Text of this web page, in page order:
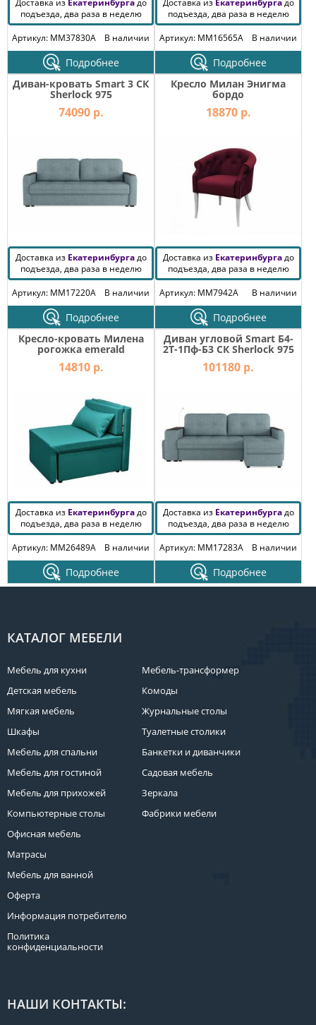
Доставка из Екатеринбургадо
подъезда, два раза в неделю
Артикул: MM37830A
В наличии
Подробнее
Доставка из Екатеринбургадо
подъезда, два раза в неделю
Артикул: MM16565A
В наличии
Подробнее
Диван-кровать Smart 3 СК
Sherlock 975
74090 р.
Доставка из Екатеринбургадо
подъезда, два раза в неделю
Артикул: MM17220A
В наличии
Подробнее
Кресло Милан Энигма
бордо
18870 р.
Доставка из Екатеринбургадо
подъезда, два раза в неделю
Артикул: MM7942A
В наличии
Подробнее
Кресло-кровать Милена
рогожка emerald
14810 р.
Доставка из Екатеринбургадо
подъезда, два раза в неделю
Артикул: MM26489A
В наличии
Подробнее
Диван угловой Smart Б4-
2Т-1Пф-Б3 СК Sherlock 975
101180 р.
Доставка из Екатеринбургадо
подъезда, два раза в неделю
Артикул: MM17283A
В наличии
Подробнее
КАТАЛОГ МЕБЕЛИ
Мебель для кухни
Детская мебель
Мягкая мебель
Шкафы
Мебель для спальни
Мебель для гостиной
Мебель для прихожей
Компьютерные столы
Офисная мебель
Матрасы
Мебель для ванной
Оферта
Информация потребителю
Политика
конфиденциальности
Мебель-трансформер
Комоды
Журнальные столы
Туалетные столики
Банкетки и диванчики
Садовая мебель
Зеркала
Фабрики мебели
НАШИ КОНТАКТЫ: